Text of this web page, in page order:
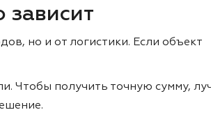
зависит
но и от логистики. Если объект
Чтобы получить точную сумму,